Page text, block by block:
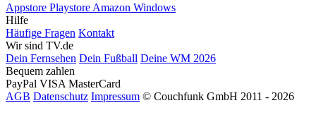
Appstore Playstore Amazon Windows
Hilfe
Häufige Fragen Kontakt
Wir sind TV.de
Dein Fernsehen Dein Fußball Deine WM 2026
Bequem zahlen
PayPal VISA MasterCard
AGB Datenschutz Impressum © Couchfunk GmbH 2011 - 2026